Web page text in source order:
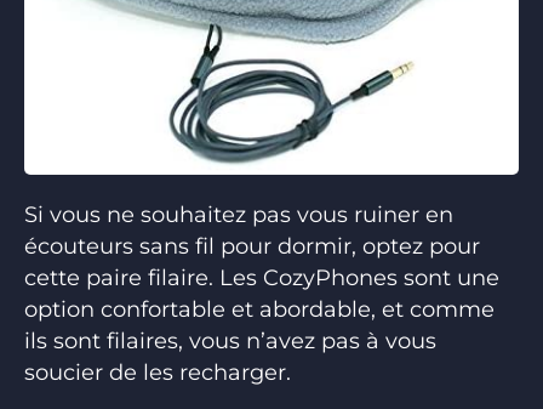
Si vous ne souhaitez pas vous ruiner en
écouteurs sans fil pour dormir, optez pour
cette paire filaire. Les CozyPhones sont une
option confortable et abordable, et comme
ils sont filaires, vous n’avez pas à vous
soucier de les recharger.